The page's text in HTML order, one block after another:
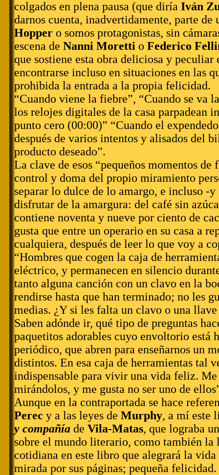
colgados en plena pausa (que diría Iván
darnos cuenta, inadvertidamente, parte de
Hopper o somos protagonistas, sin
escena de Nanni Moretti o Federico
que sostiene esta obra deliciosa y
encontrarse incluso en situaciones en las
prohibida la entrada a la propia felicidad.
“Cuando viene la fiebre”, “Cuando se va
los relojes digitales de la casa parpadean
punto cero (00:00)” “Cuando el
después de varios intentos y alisados del
producto deseado”.
La clave de esos “pequeños momentos
control y doma del propio miramiento
separar lo dulce de lo amargo, e incluso -y
disfrutar de la amargura: del café sin
contiene noventa y nueve por ciento de
gusta que entre un operario en su casa a
cualquiera, después de leer lo que voy a
“Hombres que cogen la caja de
eléctrico, y permanecen en silencio
tanto alguna canción con un clavo en la
rendirse hasta que han terminado; no les
medias. ¿Y si les falta un clavo o una
Saben adónde ir, qué tipo de preguntas
paquetitos adorables cuyo envoltorio está
periódico, que abren para enseñarnos un
distintos. En esa caja de herramientas tal
indispensable para vivir una vida feliz. Me
mirándolos, y me gusta no ser uno de
Aunque en la contraportada se hace
Perec y a las leyes de Murphy, a mí este
y compañía de Vila-Matas, que lograba
sobre el mundo literario, como también la
cotidiana en este libro que alegrará la
mirada por sus páginas; pequeña felicidad.